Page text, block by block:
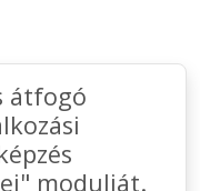
átfogó
modulját.